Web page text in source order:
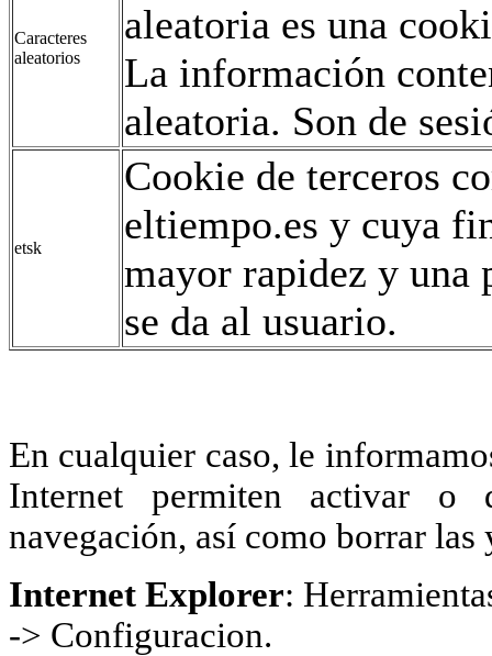
Caracteres
aleatorios
aleatoria es una
La información
aleatoria. Son de
etsk
Cookie de terceros
eltiempo.es y cuya
mayor rapidez y una
se da al usuario.
En cualquier caso, le
Internet permiten activar o
navegación, así como borrar las
Internet Explorer:
-> Configuracion.